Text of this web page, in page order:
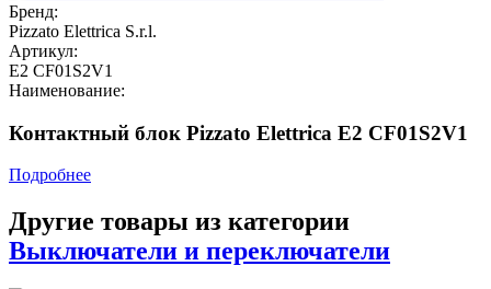
Бренд:
Pizzato Elettrica S.r.l.
Артикул:
E2 CF01S2V1
Наименование:
Контактный блок Pizzato Elettrica E2 CF01S2V1
Подробнее
Другие товары из категории
Выключатели и переключатели